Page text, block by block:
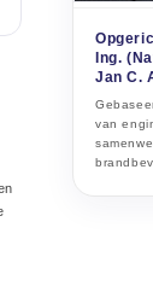
Ing.
Jan C.
van